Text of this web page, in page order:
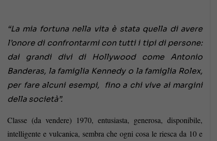
“La mia fortuna nella vita è stata quella di avere
l’onore di confrontarmi con tutti i tipi di persone:
dai grandi divi di Hollywood come Antonio
Banderas, la famiglia Kennedy o la famiglia Rolex,
per fare alcuni esempi, fino a chi vive ai margini
della società”.
Classe (da vendere) 1970, entusiasta, generosa, disponibile,
intelligente e vulcanica, sembra che ogni cosa le riesca da 10 e